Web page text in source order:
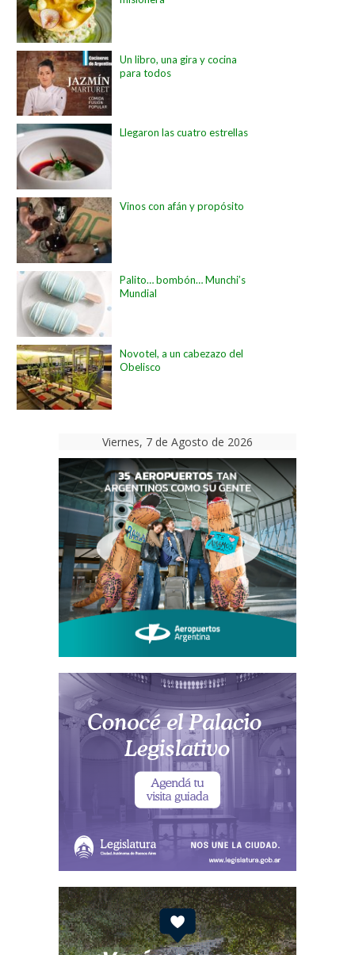
Un libro, una gira y cocina
para todos
Llegaron las cuatro estrellas
Vinos con afán y propósito
Palito… bombón… Munchi’s
Mundial
Novotel, a un cabezazo del
Obelisco
Viernes, 7 de Agosto de 2026